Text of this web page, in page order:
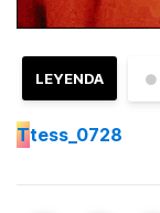
●
LEYENDA
Ttess_0728